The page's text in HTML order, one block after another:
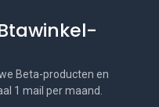
Beta-producten en
1 mail per maand.